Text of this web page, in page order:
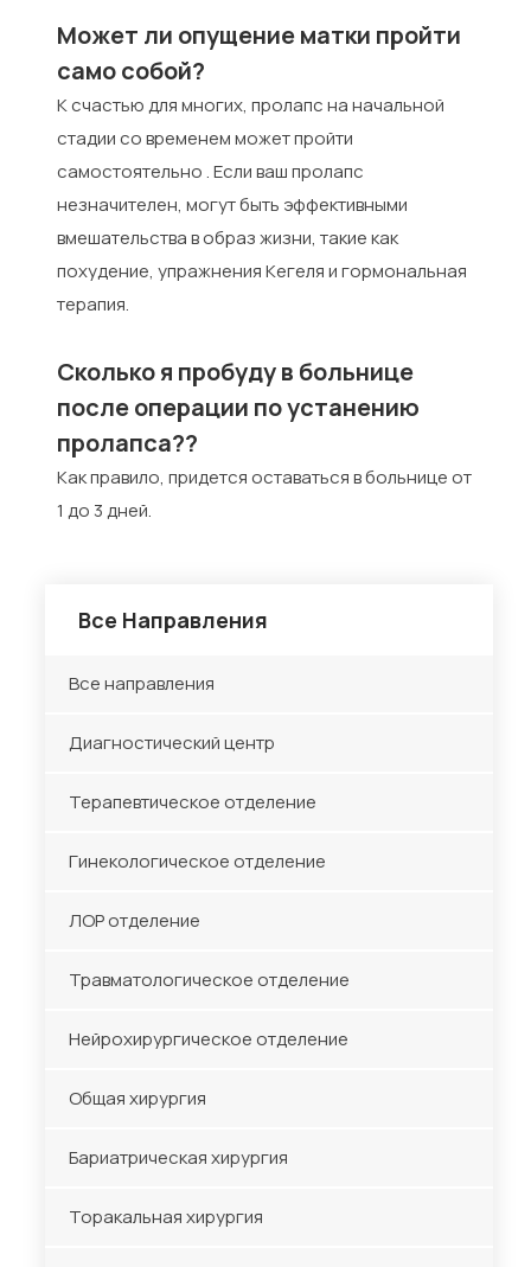
Может ли опущение матки пройти
само собой?
К счастью для многих, пролапс на начальной
стадии со временем может пройти
самостоятельно . Если ваш пролапс
незначителен, могут быть эффективными
вмешательства в образ жизни, такие как
похудение, упражнения Кегеля и гормональная
терапия.
Сколько я пробуду в больнице
после операции по устанению
пролапса??
Как правило, придется оставаться в больнице от
1 до 3 дней.
Все Направления
Все направления
Диагностический центр
Терапевтическое отделение
Гинекологическое отделение
ЛОР отделение
Травматологическое отделение
Нейрохирургическое отделение
Общая хирургия
Бариатрическая хирургия
Торакальная хирургия